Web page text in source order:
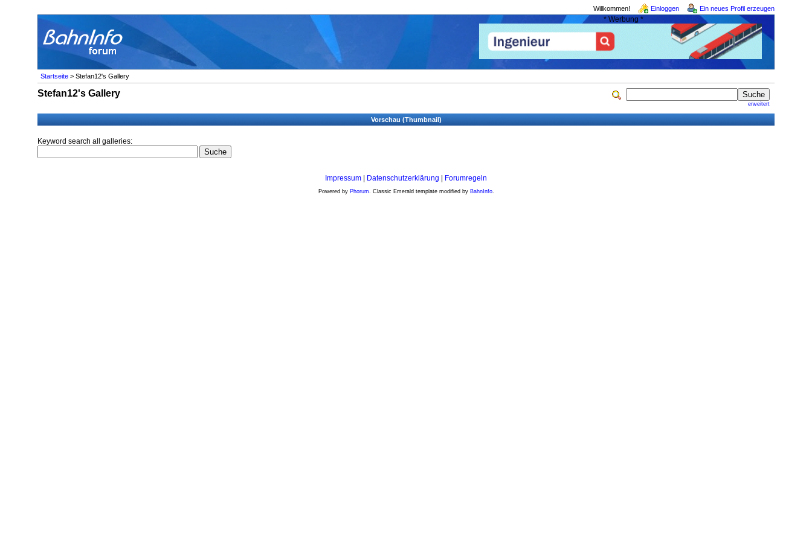
Willkommen! Einloggen Ein neues Profil erzeugen
* Werbung *
Startseite > Stefan12's Gallery
erweitert
Stefan12's Gallery
Vorschau (Thumbnail)
Keyword search all galleries:
Impressum | Datenschutzerklärung | Forumregeln
Powered by Phorum . Classic Emerald template modified by BahnInfo.